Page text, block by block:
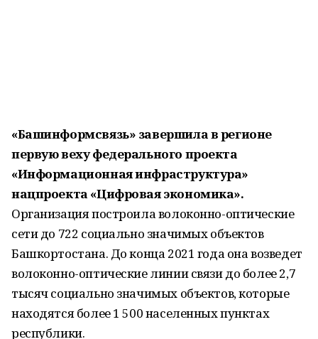
«Башинформсвязь» завершила в регионе
первую веху федерального проекта
«Информационная инфраструктура»
нацпроекта «Цифровая экономика».
Организация построила волоконно-оптические
сети до 722 социально значимых объектов
Башкортостана. До конца 2021 года она возведет
волоконно-оптические линии связи до более 2,7
тысяч социально значимых объектов, которые
находятся более 1 500 населенных пунктах
республики.